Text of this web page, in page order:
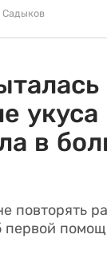
Садыков
в
повторять
первой